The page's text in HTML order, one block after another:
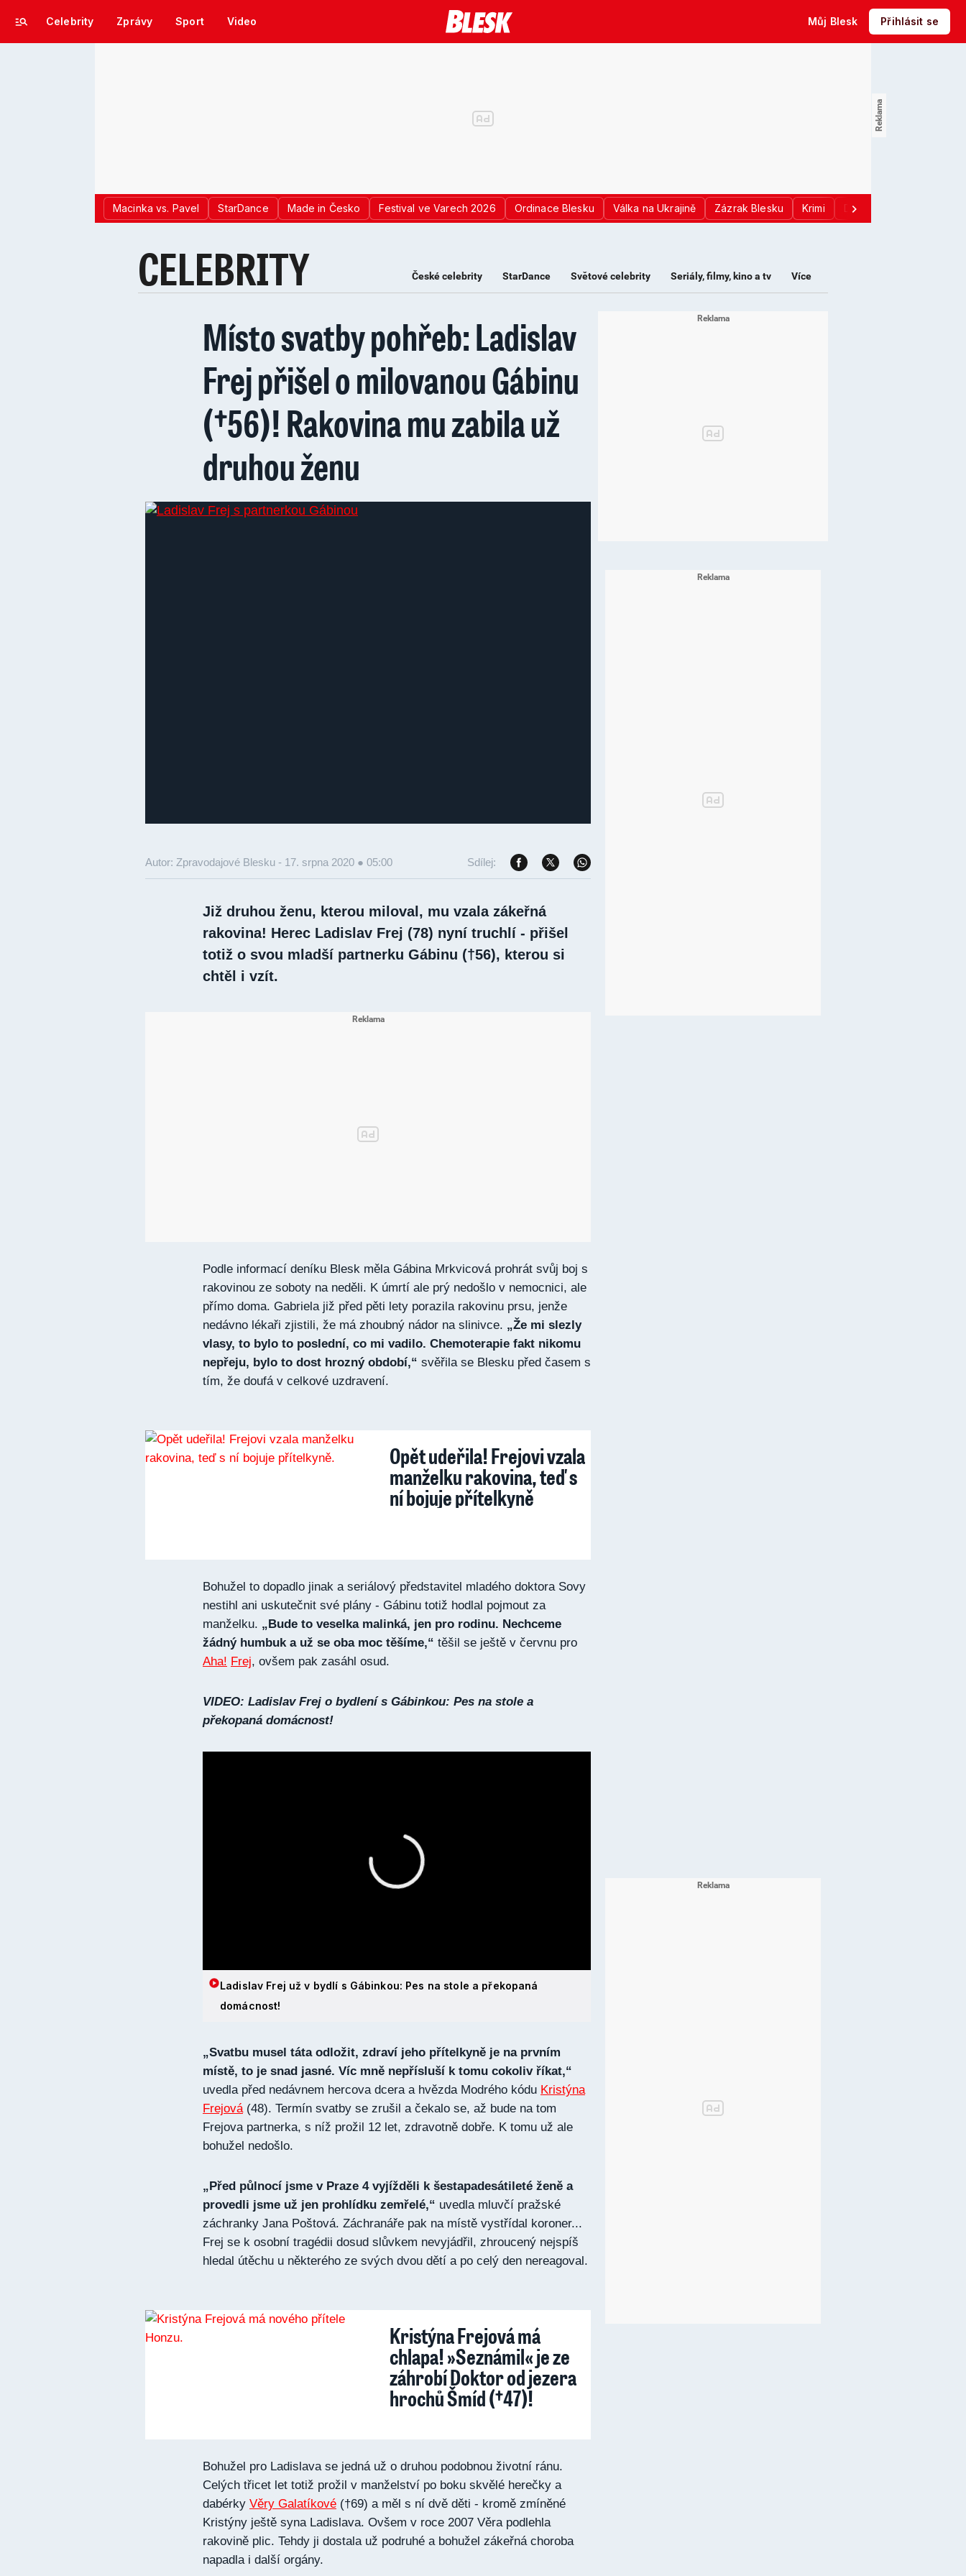
Celebrity Zprávy Sport Video Můj Blesk Přihlásit se
Macinka vs. Pavel StarDance Made in Česko Festival ve Varech 2026 Ordinace Blesku Válka na Ukrajině Zázrak Blesku Krimi Donald Trump
CELEBRITY České celebrity StarDance Světové celebrity Seriály, filmy, kino a tv Více
Místo svatby pohřeb: Ladislav
Frej přišel o milovanou Gábinu
(†56)! Rakovina mu zabila už
druhou ženu
Autor: Zpravodajové Blesku - 17. srpna 2020 ● 05:00 Sdílej:
Již druhou ženu, kterou miloval, mu vzala zákeřná
rakovina! Herec Ladislav Frej (78) nyní truchlí - přišel
totiž o svou mladší partnerku Gábinu (†56), kterou si
chtěl i vzít.
Podle informací deníku Blesk měla Gábina Mrkvicová prohrát svůj boj s
rakovinou ze soboty na neděli. K úmrtí ale prý nedošlo v nemocnici, ale
přímo doma. Gabriela již před pěti lety porazila rakovinu prsu, jenže
nedávno lékaři zjistili, že má zhoubný nádor na slinivce. „Že mi slezly
vlasy, to bylo to poslední, co mi vadilo. Chemoterapie fakt nikomu
nepřeju, bylo to dost hrozný období,“ svěřila se Blesku před časem s
tím, že doufá v celkové uzdravení.
Opět udeřila! Frejovi vzala
manželku rakovina, teď s
ní bojuje přítelkyně
Bohužel to dopadlo jinak a seriálový představitel mladého doktora Sovy
nestihl ani uskutečnit své plány - Gábinu totiž hodlal pojmout za
manželku. „Bude to veselka malinká, jen pro rodinu. Nechceme
žádný humbuk a už se oba moc těšíme,“ těšil se ještě v červnu pro
Aha! Frej, ovšem pak zasáhl osud.
VIDEO: Ladislav Frej o bydlení s Gábinkou: Pes na stole a
překopaná domácnost!
Ladislav Frej už v bydlí s Gábinkou: Pes na stole a překopaná
domácnost!
„Svatbu musel táta odložit, zdraví jeho přítelkyně je na prvním
místě, to je snad jasné. Víc mně nepřísluší k tomu cokoliv říkat,“
uvedla před nedávnem hercova dcera a hvězda Modrého kódu Kristýna
Frejová (48). Termín svatby se zrušil a čekalo se, až bude na tom
Frejova partnerka, s níž prožil 12 let, zdravotně dobře. K tomu už ale
bohužel nedošlo.
„Před půlnocí jsme v Praze 4 vyjížděli k šestapadesátileté ženě a
provedli jsme už jen prohlídku zemřelé,“ uvedla mluvčí pražské
záchranky Jana Poštová. Záchranáře pak na místě vystřídal koroner...
Frej se k osobní tragédii dosud slůvkem nevyjádřil, zhroucený nejspíš
hledal útěchu u některého ze svých dvou dětí a po celý den nereagoval.
Kristýna Frejová má
chlapa! »Seznámil« je ze
záhrobí Doktor od jezera
hrochů Šmíd (†47)!
Bohužel pro Ladislava se jedná už o druhou podobnou životní ránu.
Celých třicet let totiž prožil v manželství po boku skvělé herečky a
dabérky Věry Galatíkové (†69) a měl s ní dvě děti - kromě zmíněné
Kristýny ještě syna Ladislava. Ovšem v roce 2007 Věra podlehla
rakovině plic. Tehdy ji dostala už podruhé a bohužel zákeřná choroba
napadla i další orgány.